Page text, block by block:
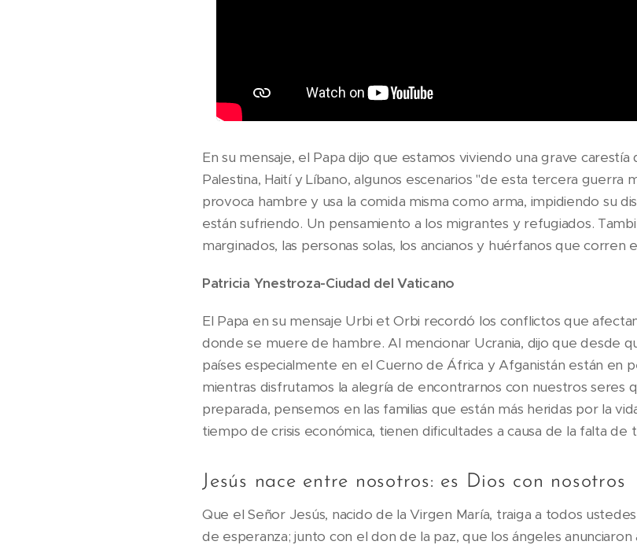
En su mensaje, el Papa dijo que estamos viviendo una grave carestía
Palestina, Haití y Líbano, algunos escenarios "de esta tercera guerra
provoca hambre y usa la comida misma como arma, impidiendo su
están sufriendo. Un pensamiento a los migrantes y refugiados.
marginados, las personas solas, los ancianos y huérfanos que corren
Patricia Ynestroza-Ciudad del Vaticano
El Papa en su mensaje Urbi et Orbi recordó los conflictos que
donde se muere de hambre. Al mencionar Ucrania, dijo que desde
países especialmente en el Cuerno de África y Afganistán están en
mientras disfrutamos la alegría de encontrarnos con nuestros seres
preparada, pensemos en las familias que están más heridas por la
tiempo de crisis económica, tienen dificultades a causa de la falta de
Jesús nace entre nosotros: es Dios con nosotros
Que el Señor Jesús, nacido de la Virgen María, traiga a todos
de esperanza; junto con el don de la paz, que los ángeles anunciaron